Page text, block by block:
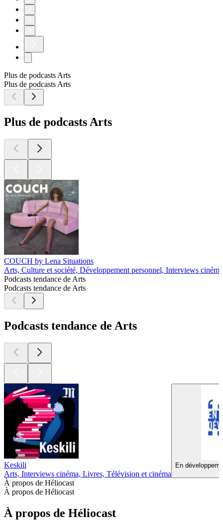
Plus de podcasts Arts
Plus de podcasts Arts
Plus de podcasts Arts
COUCH by Lena Situations
Arts, Culture et société, Développement personnel, Interviews
Podcasts tendance de Arts
Podcasts tendance de Arts
Podcasts tendance de Arts
Keskili
Arts, Interviews cinéma, Livres, Télévision et cinéma
En
À propos de Héliocast
À propos de Héliocast
À propos de Héliocast